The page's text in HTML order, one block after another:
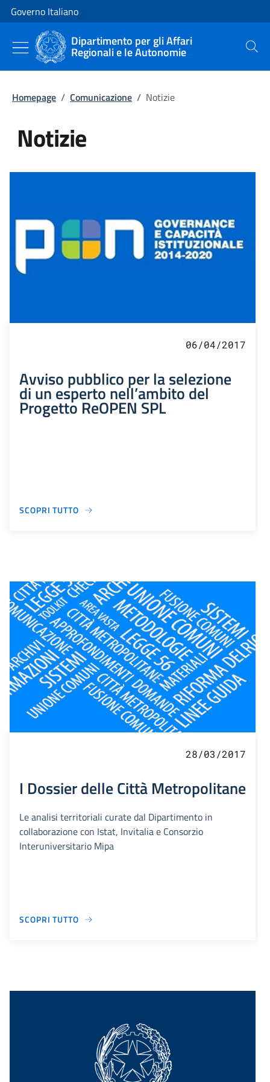
Vai al contenuto
Vai alla navigazione del sito
Governo Italiano
Dipartimento per gli Affari
Regionali e le Autonomie Cerca
Homepage / Comunicazione / Notizie
Notizie
06/04/2017
Avviso pubblico per la selezione
di un esperto nell’ambito del
Progetto ReOPEN SPL
SCOPRI TUTTO
28/03/2017
I Dossier delle Città Metropolitane
Le analisi territoriali curate dal Dipartimento in
collaborazione con Istat, Invitalia e Consorzio
Interuniversitario Mipa
SCOPRI TUTTO